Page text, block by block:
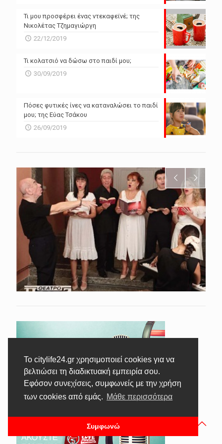
Το citylife24.gr χρησιμοποιεί cookies για να
βελτιώσει τη διαδικτυακή εμπειρία σου.
Εφόσον συνεχίσεις, συμφωνείς με την χρήση
των cookies από εμάς. Μάθε περισσότερα
Συμφωνώ
Τι μου προσφέρει ένας ντεκαφεϊνέ; της
Νικολέτας Τζημαγιώργη
22/12/2019
Τι κολατσιό να δώσω στο παιδί μου;
30/09/2019
Πόσες φυτικές ίνες να καταναλώσει το παιδί
μου; της Εύας Τσάκου
26/09/2019